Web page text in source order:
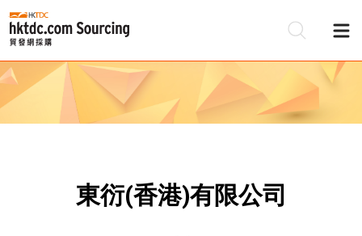
東衍(香港)有限公司